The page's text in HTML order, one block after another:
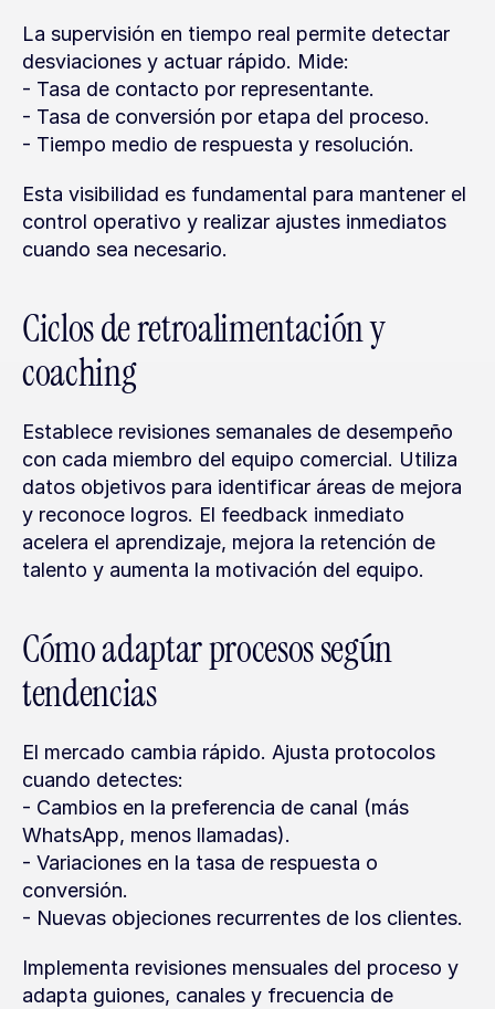
La supervisión en tiempo real permite detectar
desviaciones y actuar rápido. Mide:
- Tasa de contacto por representante.
- Tasa de conversión por etapa del proceso.
- Tiempo medio de respuesta y resolución.
Esta visibilidad es fundamental para mantener el
control operativo y realizar ajustes inmediatos
cuando sea necesario.
Ciclos de retroalimentación y
coaching
Establece revisiones semanales de desempeño
con cada miembro del equipo comercial. Utiliza
datos objetivos para identificar áreas de mejora
y reconoce logros. El feedback inmediato
acelera el aprendizaje, mejora la retención de
talento y aumenta la motivación del equipo.
Cómo adaptar procesos según
tendencias
El mercado cambia rápido. Ajusta protocolos
cuando detectes:
- Cambios en la preferencia de canal (más
WhatsApp, menos llamadas).
- Variaciones en la tasa de respuesta o
conversión.
- Nuevas objeciones recurrentes de los clientes.
Implementa revisiones mensuales del proceso y
adapta guiones, canales y frecuencia de